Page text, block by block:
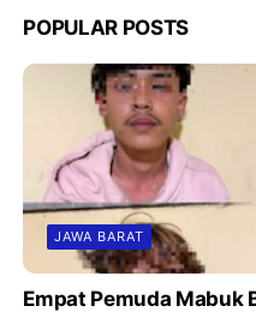
POPULAR POSTS
JAWA BARAT
Empat Pemuda Mabuk